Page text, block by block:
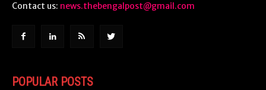
Contact us: news.thebengalpost@gmail.com
POPULAR POSTS